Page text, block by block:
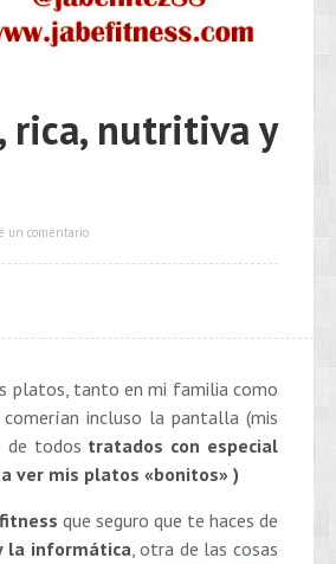
rica, nutritiva y
un comentario
platos, tanto en mi familia como
incluso la pantalla (mis
de todos tratados con especial
ver mis platos «bonitos» )
fitness que seguro que te haces de
la informática, otra de las cosas